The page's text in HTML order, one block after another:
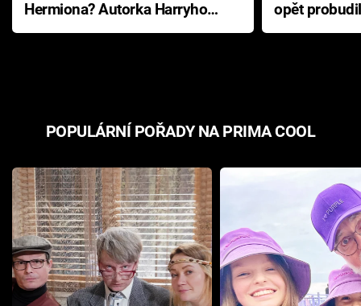
Hermiona? Autorka Harryho
Pottera přišla s ráznou
opět
přichází s
POPULÁRNÍ POŘADY NA PRIMA COOL